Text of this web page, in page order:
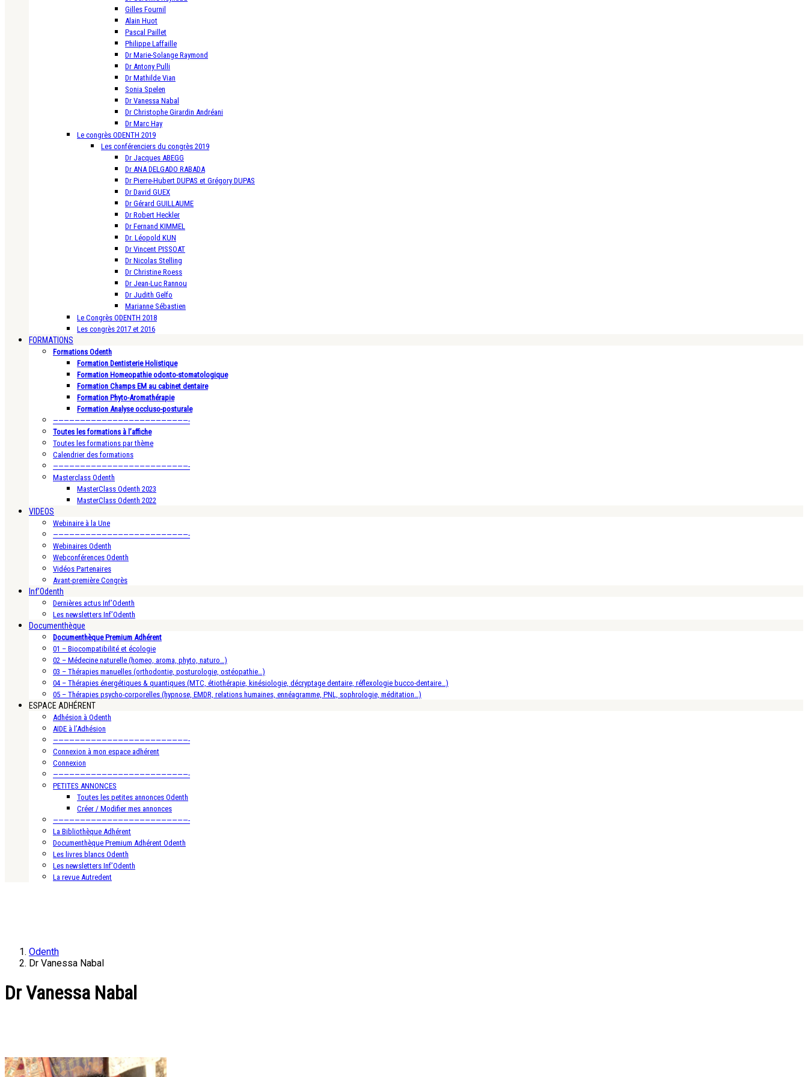
Gilles Fournil
Alain Huot
Pascal Paillet
Philippe Laffaille
Dr Marie-Solange Raymond
Dr Antony Pulli
Dr Mathilde Vian
Sonia Spelen
Dr Vanessa Nabal
Dr Christophe Girardin Andréani
Dr Marc Hay
Le congrès ODENTH 2019
Les conférenciers du congrès 2019
Dr Jacques ABEGG
Dr ANA DELGADO RABADA
Dr Pierre-Hubert DUPAS et Grégory DUPAS
Dr David GUEX
Dr Gérard GUILLAUME
Dr Robert Heckler
Dr Fernand KIMMEL
Dr. Léopold KUN
Dr Vincent PISSOAT
Dr Nicolas Stelling
Dr Christine Roess
Dr Jean-Luc Rannou
Dr Judith Gelfo
Marianne Sébastien
Le Congrès ODENTH 2018
Les congrès 2017 et 2016
FORMATIONS
Formations Odenth
Formation Dentisterie Holistique
Formation Homeopathie odonto-stomatologique
Formation Champs EM au cabinet dentaire
Formation Phyto-Aromathérapie
Formation Analyse occluso-posturale
—————————————————————————-
Toutes les formations à l’affiche
Toutes les formations par thème
Calendrier des formations
—————————————————————————-
Masterclass Odenth
MasterClass Odenth 2023
MasterClass Odenth 2022
VIDEOS
Webinaire à la Une
—————————————————————————-
Webinaires Odenth
Webconférences Odenth
Vidéos Partenaires
Avant-première Congrès
Inf’Odenth
Dernières actus Inf’Odenth
Les newsletters Inf’Odenth
Documenthèque
Documenthèque Premium Adhérent
01 – Biocompatibilité et écologie
02 – Médecine naturelle (homeo, aroma, phyto, naturo…)
03 – Thérapies manuelles (orthodontie, posturologie, ostéopathie…)
04 – Thérapies énergétiques & quantiques (MTC, étiothérapie, kinésiologie, décryptage dentaire, réflexologie bucco-dentaire…)
05 – Thérapies psycho-corporelles (hypnose, EMDR, relations humaines, ennéagramme, PNL, sophrologie, méditation…)
ESPACE ADHÉRENT
Adhésion à Odenth
AIDE à l’Adhésion
—————————————————————————-
Connexion à mon espace adhérent
Connexion
—————————————————————————-
PETITES ANNONCES
Toutes les petites annonces Odenth
Créer / Modifier mes annonces
—————————————————————————-
La Bibliothèque Adhérent
Documenthèque Premium Adhérent Odenth
Les livres blancs Odenth
Les newsletters Inf’Odenth
La revue Autredent
Odenth
Dr Vanessa Nabal
Dr Vanessa Nabal